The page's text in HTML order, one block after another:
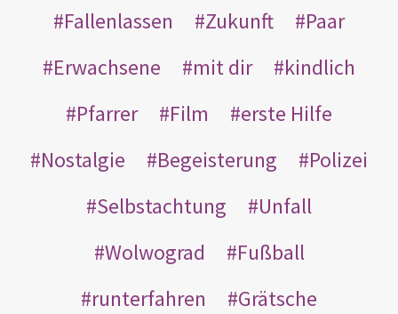
Fallenlassen
Zukunft
Paar
Erwachsene
mit dir
kindlich
Pfarrer
Film
erste Hilfe
Nostalgie
Begeisterung
Polizei
Selbstachtung
Unfall
Wolwograd
Fußball
runterfahren
Grätsche